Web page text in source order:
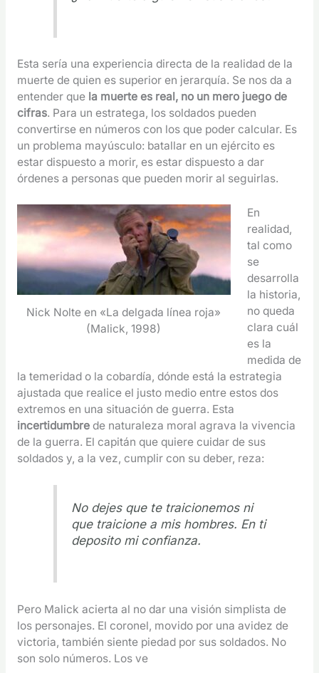
Esta sería una experiencia directa de la realidad de la
muerte de quien es superior en jerarquía. Se nos da a
entender que la muerte es real, no un mero juego de
cifras. Para un estratega, los soldados pueden
convertirse en números con los que poder calcular. Es
un problema mayúsculo: batallar en un ejército es
estar dispuesto a morir, es estar dispuesto a dar
órdenes a personas que pueden morir al seguirlas.
Nick Nolte en «La delgada línea roja»
(Malick, 1998)
En
realidad,
tal como
se
desarrolla
la historia,
no queda
clara cuál
es la
medida de
la temeridad o la cobardía, dónde está la estrategia
ajustada que realice el justo medio entre estos dos
extremos en una situación de guerra. Esta
incertidumbrede naturaleza moral agrava la vivencia
de la guerra. El capitán que quiere cuidar de sus
soldados y, a la vez, cumplir con su deber, reza:
No dejes que te traicionemos ni
que traicione a mis hombres. En ti
deposito mi confianza.
Pero Malick acierta al no dar una visión simplista de
los personajes. El coronel, movido por una avidez de
victoria, también siente piedad por sus soldados. No
son solo números. Los ve